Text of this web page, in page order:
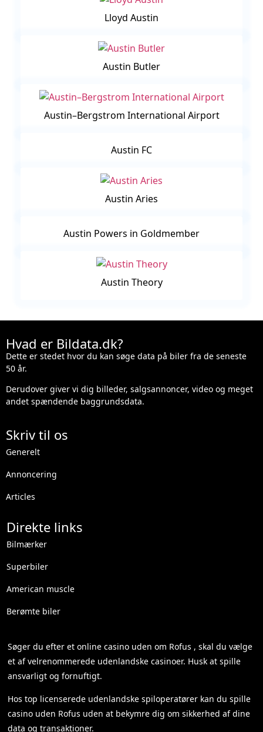
Lloyd Austin
Austin Butler
Austin–Bergstrom International Airport
Austin FC
Austin Aries
Austin Powers in Goldmember
Austin Theory
Hvad er Bildata.dk?
Dette er stedet hvor du kan søge data på biler fra de seneste
50 år.
Derudover giver vi dig billeder, salgsannoncer, video og meget
andet spændende baggrundsdata.
Skriv til os
Generelt
Annoncering
Articles
Direkte links
Bilmærker
Superbiler
American muscle
Berømte biler
Søger du efter etonline casino uden om Rofus , skal du vælge
et af velrenommerede udenlandske casinoer. Husk at spille
ansvarligt og fornuftigt.
Hos top licenserede udenlandske spiloperatører kan du spille
casino uden Rofus uden at bekymre dig om sikkerhed af dine
data og transaktioner.